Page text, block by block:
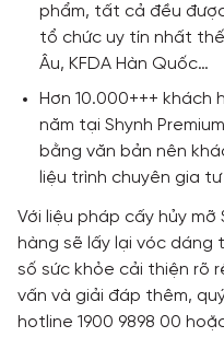
phẩm, tất cả đều
tổ chức uy tín nhất thế
Âu, KFDA Hàn Quốc…
Hơn 10.000+++
năm tại Shynh
bằng văn bản nên
liệu trình chuyên gia
Với liệu pháp cấy hủy mỡ
hàng sẽ lấy lại vóc dáng
số sức khỏe cải thiện rõ
vấn và giải đáp thêm,
hotline 1900 9898 00